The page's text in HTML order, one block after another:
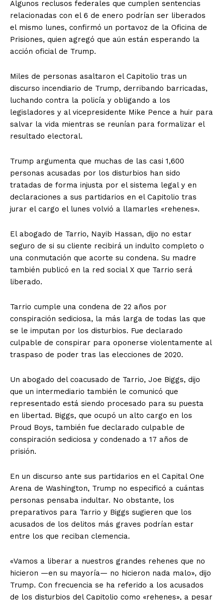
Algunos reclusos federales que cumplen sentencias
relacionadas con el 6 de enero podrían ser liberados
el mismo lunes, confirmó un portavoz de la Oficina de
Prisiones, quien agregó que aún están esperando la
acción oficial de Trump.
Miles de personas asaltaron el Capitolio tras un
discurso incendiario de Trump, derribando barricadas,
luchando contra la policía y obligando a los
legisladores y al vicepresidente Mike Pence a huir para
salvar la vida mientras se reunían para formalizar el
resultado electoral.
Trump argumenta que muchas de las casi 1,600
personas acusadas por los disturbios han sido
tratadas de forma injusta por el sistema legal y en
declaraciones a sus partidarios en el Capitolio tras
jurar el cargo el lunes volvió a llamarles «rehenes».
El abogado de Tarrio, Nayib Hassan, dijo no estar
seguro de si su cliente recibirá un indulto completo o
una conmutación que acorte su condena. Su madre
también publicó en la red social X que Tarrio será
liberado.
Tarrio cumple una condena de 22 años por
conspiración sediciosa, la más larga de todas las que
se le imputan por los disturbios. Fue declarado
culpable de conspirar para oponerse violentamente al
traspaso de poder tras las elecciones de 2020.
Un abogado del coacusado de Tarrio, Joe Biggs, dijo
que un intermediario también le comunicó que
representado está siendo procesado para su puesta
en libertad. Biggs, que ocupó un alto cargo en los
Proud Boys, también fue declarado culpable de
conspiración sediciosa y condenado a 17 años de
prisión.
En un discurso ante sus partidarios en el Capital One
Arena de Washington, Trump no especificó a cuántas
personas pensaba indultar. No obstante, los
preparativos para Tarrio y Biggs sugieren que los
acusados de los delitos más graves podrían estar
entre los que reciban clemencia.
«Vamos a liberar a nuestros grandes rehenes que no
hicieron —en su mayoría— no hicieron nada malo», dijo
Trump. Con frecuencia se ha referido a los acusados
de los disturbios del Capitolio como «rehenes», a pesar